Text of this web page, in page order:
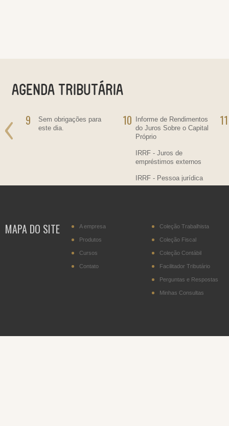
9
Sem obrigações para
este dia.
10
Informe de Rendimentos
do Juros Sobre o Capital
Próprio
IRRF - Juros de
empréstimos externos
IRRF - Pessoa jurídica
residente no País,
IPI - Cigarros (posição
2402.20)
DITR - Declaração do
Imposto sobre a
11
MAPA DO SITE A empresa
Produtos
Cursos
Contato
Coleção Trabalhista
Coleção Fiscal
Coleção Contábil
Facilitador Tributário
Perguntas e Respostas
Minhas Consultas